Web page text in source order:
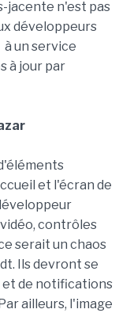
jacente n'est pas
développeurs
un service
à jour par
et l'écran de
contrôles
serait un chaos
Ils devront se
et de notifications
ailleurs, l'image